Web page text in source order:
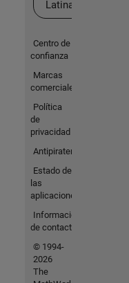
Latina
Centro de
confianza
Marcas
comerciales
Política
de
privacidad
Antipiratería
Estado de
las
aplicaciones
Información
de contacto
© 1994-
2026
The